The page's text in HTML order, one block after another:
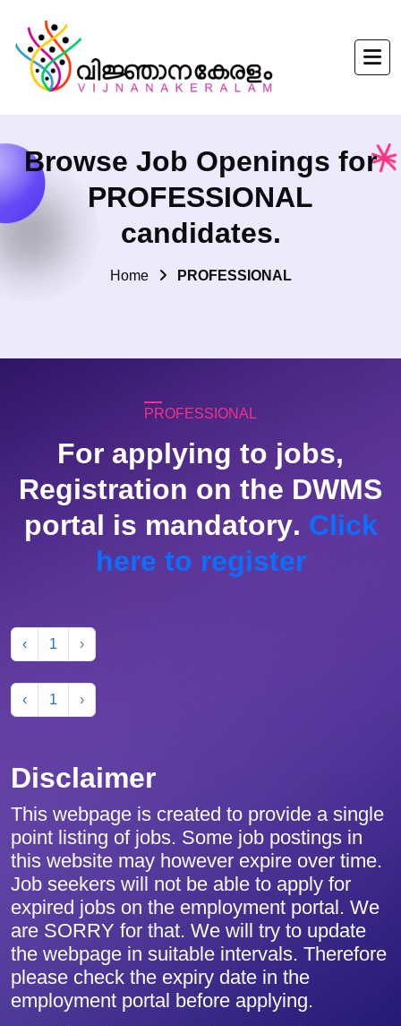
Browse Job Openings for
PROFESSIONAL
candidates.
Home PROFESSIONAL
PROFESSIONAL
For applying to jobs,
Registration on the DWMS
portal is mandatory. Click
here to register
‹ 1 ›
‹ 1 ›
Disclaimer
This webpage is created to provide a single
point listing of jobs. Some job postings in
this website may however expire over time.
Job seekers will not be able to apply for
expired jobs on the employment portal. We
are SORRY for that. We will try to update
the webpage in suitable intervals. Therefore
please check the expiry date in the
employment portal before applying.